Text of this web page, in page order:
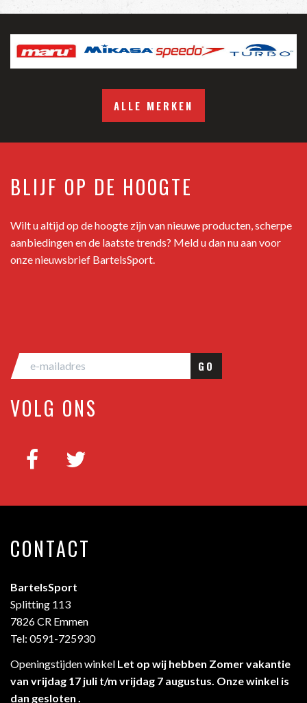
ALLE MERKEN
BLIJF OP DE HOOGTE
Wilt u altijd op de hoogte zijn van nieuwe producten, scherpe
aanbiedingen en de laatste trends? Meld u dan nu aan voor
onze nieuwsbrief BartelsSport.
GO
VOLG ONS
CONTACT
BartelsSport
Splitting 113
7826 CR Emmen
Tel: 0591-725930
Openingstijden winkel Let op wij hebben Zomer vakantie
van vrijdag 17 juli t/m vrijdag 7 augustus. Onze winkel is
dan gesloten .